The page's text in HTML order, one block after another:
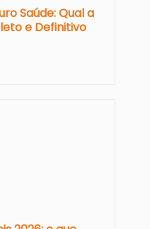
Saúde: Qual a
e Definitivo